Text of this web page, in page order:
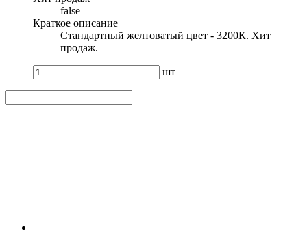
false
Краткое описание
Стандартный желтоватый цвет - 3200К. Хит
продаж.
шт